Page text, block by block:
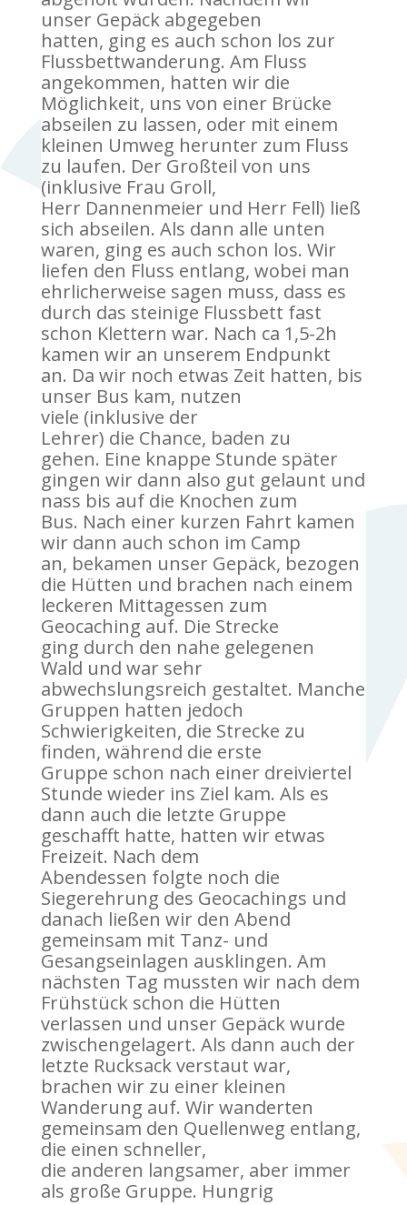
unser Gepäck abgegeben
hatten, ging es auch schon los zur
Flussbettwanderung. Am Fluss
angekommen, hatten wir die
Möglichkeit, uns von einer Brücke
abseilen zu lassen, oder mit einem
kleinen Umweg herunter zum Fluss
zu laufen. Der Großteil von uns
(inklusive Frau Groll,
Herr Dannenmeier und Herr Fell) ließ
sich abseilen. Als dann alle unten
waren, ging es auch schon los. Wir
liefen den Fluss entlang, wobei man
ehrlicherweise sagen muss, dass es
durch das steinige Flussbett fast
schon Klettern war. Nach ca 1,5-2h
kamen wir an unserem Endpunkt
an. Da wir noch etwas Zeit hatten, bis
unser Bus kam, nutzen
viele (inklusive der
Lehrer) die Chance, baden zu
gehen. Eine knappe Stunde später
gingen wir dann also gut gelaunt und
nass bis auf die Knochen zum
Bus. Nach einer kurzen Fahrt kamen
wir dann auch schon im Camp
an, bekamen unser Gepäck, bezogen
die Hütten und brachen nach einem
leckeren Mittagessen zum
Geocaching auf. Die Strecke
ging durch den nahe gelegenen
Wald und war sehr
abwechslungsreich gestaltet. Manche
Gruppen hatten jedoch
Schwierigkeiten, die Strecke zu
finden, während die erste
Gruppe schon nach einer dreiviertel
Stunde wieder ins Ziel kam. Als es
dann auch die letzte Gruppe
geschafft hatte, hatten wir etwas
Freizeit. Nach dem
Abendessen folgte noch die
Siegerehrung des Geocachings und
danach ließen wir den Abend
gemeinsam mit Tanz- und
Gesangseinlagen ausklingen. Am
nächsten Tag mussten wir nach dem
Frühstück schon die Hütten
verlassen und unser Gepäck wurde
zwischengelagert. Als dann auch der
letzte Rucksack verstaut war,
brachen wir zu einer kleinen
Wanderung auf. Wir wanderten
gemeinsam den Quellenweg entlang,
die einen schneller,
die anderen langsamer, aber immer
als große Gruppe. Hungrig